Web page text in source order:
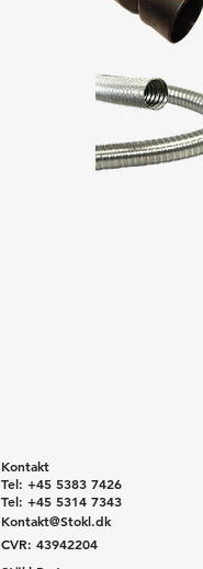
Kontakt
Tel: +45 5383 7426
Tel: +45 5314 7343
Kontakt@Stokl.dk
CVR: 43942204